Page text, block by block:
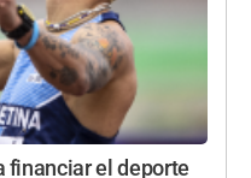
financiar el deporte